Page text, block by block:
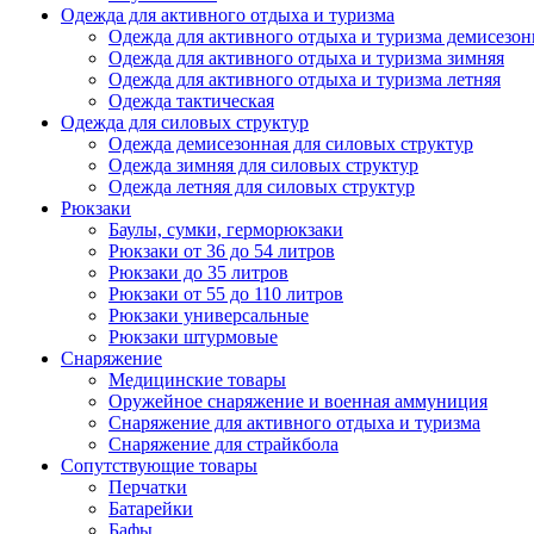
Одежда для активного отдыха и туризма
Одежда для активного отдыха и туризма
Одежда для активного отдыха и туризма зимняя
Одежда для активного отдыха и туризма летняя
Одежда тактическая
Одежда для силовых структур
Одежда демисезонная для силовых структур
Одежда зимняя для силовых структур
Одежда летняя для силовых структур
Рюкзаки
Баулы, сумки, герморюкзаки
Рюкзаки от 36 до 54 литров
Рюкзаки до 35 литров
Рюкзаки от 55 до 110 литров
Рюкзаки универсальные
Рюкзаки штурмовые
Снаряжение
Медицинские товары
Оружейное снаряжение и военная аммуниция
Снаряжение для активного отдыха и туризма
Снаряжение для страйкбола
Сопутствующие товары
Перчатки
Батарейки
Бафы